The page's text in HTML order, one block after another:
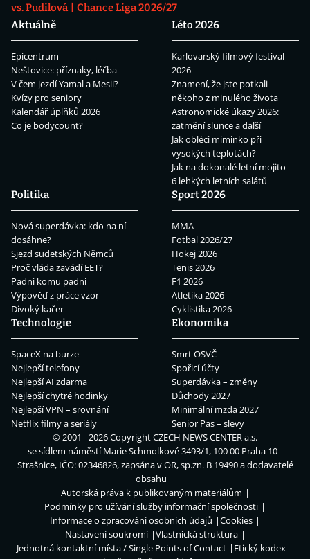
vs. Pudilová
Chance Liga 2026/27
Aktuálně
Epicentrum
Neštovice: příznaky, léčba
V čem jezdí Yamal a Mesii?
Kvízy pro seniory
Kalendář úplňků 2026
Co je bodycount?
Léto 2026
Karlovarský filmový festival
2026
Znamení, že jste potkali
někoho z minulého života
Astronomické úkazy 2026:
zatmění slunce a další
Jak obléci miminko při
vysokých teplotách?
Jak na dokonalé letní mojito
6 lehkých letních salátů
Politika
Nová superdávka: kdo na ní
dosáhne?
Sjezd sudetských Němců
Proč vláda zavádí EET?
Padni komu padni
Výpověď z práce vzor
Divoký kačer
Sport 2026
MMA
Fotbal 2026/27
Hokej 2026
Tenis 2026
F1 2026
Atletika 2026
Cyklistika 2026
Technologie
SpaceX na burze
Nejlepší telefony
Nejlepší AI zdarma
Nejlepší chytré hodinky
Nejlepší VPN – srovnání
Netflix filmy a seriály
Ekonomika
Smrt OSVČ
Spořicí účty
Superdávka – změny
Důchody 2027
Minimální mzda 2027
Senior Pas – slevy
© 2001 - 2026 CopyrightCZECH NEWS CENTER a.s.
se sídlem náměstí Marie Schmolkové 3493/1, 100 00 Praha 10 -
Strašnice, IČO: 02346826, zapsána v OR, sp.zn. B 19490 a dodavatelé
obsahu
Autorská práva k publikovaným materiálům
Podmínky pro užívání služby informační společnosti
Informace o zpracování osobních údajů
Cookies
Nastavení soukromí
Vlastnická struktura
Jednotná kontaktní místa / Single Points of Contact
Etický kodex